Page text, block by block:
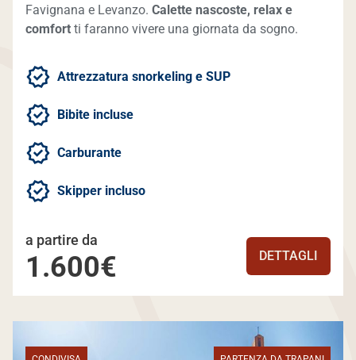
Favignana e Levanzo. Calette nascoste, relax e
comfort ti faranno vivere una giornata da sogno.
Attrezzatura snorkeling e SUP
Bibite incluse
Carburante
Skipper incluso
a partire da
1.600€ DETTAGLI